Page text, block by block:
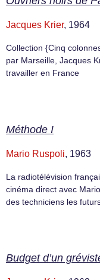
Jacques Krier, 1964
Collection {Cinq
par Marseille, Jacques
travailler en France
Méthode I
Mario Ruspoli, 1963
La radiotélévision
cinéma direct avec
des techniciens les
Budget d’un